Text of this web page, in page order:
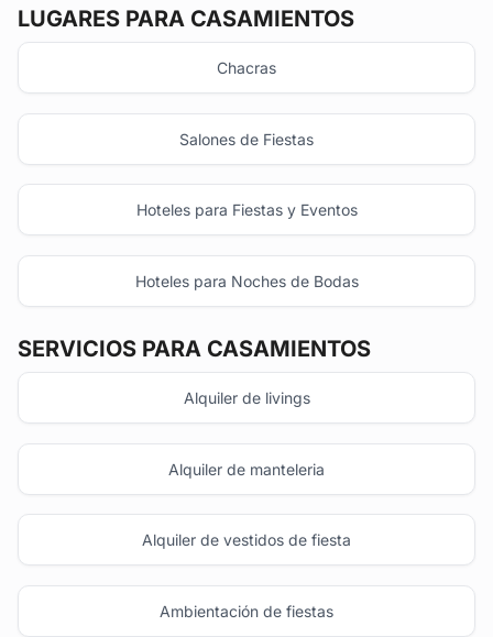
LUGARES PARA CASAMIENTOS
Chacras
Salones de Fiestas
Hoteles para Fiestas y Eventos
Hoteles para Noches de Bodas
SERVICIOS PARA CASAMIENTOS
Alquiler de livings
Alquiler de manteleria
Alquiler de vestidos de fiesta
Ambientación de fiestas